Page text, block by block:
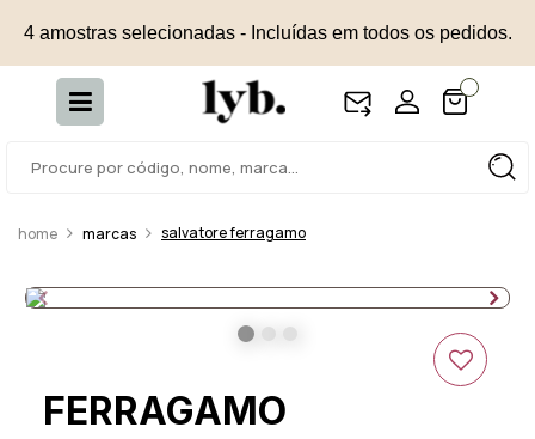
4 amostras selecionadas - Incluídas em todos os pedidos.
marcas salvatore ferragamo
FERRAGAMO